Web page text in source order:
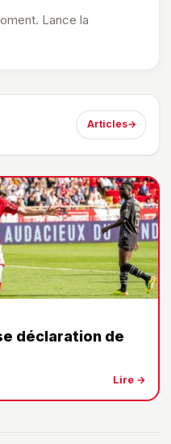
Lance la
Articles→
déclaration de
Lire →